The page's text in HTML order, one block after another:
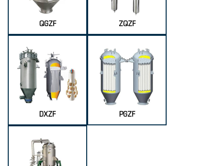
QGZF ZQZF
DXZF PGZF